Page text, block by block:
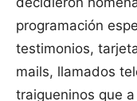
programación
testimonios,
mails, llamados
traigueninos que